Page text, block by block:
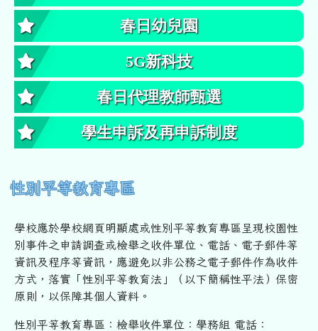
春日幼兒園
5G新科技
春日代理教師甄選
學生申訴及再申訴制度
性別平等教育專區
學校應於學校網頁明顯處或性別平等教育專區呈現校園性
別事件之申請調查或檢舉之收件單位、電話、電子郵件等
資訊及程序等資訊， 應避免以非公務之電子郵件作為收件
方式，落實「性別平等教育法」
（以下簡稱性平法）保密
原則，以保障其個人資料。
性別平等教育專區：檢舉收件單位：學務組 電話：